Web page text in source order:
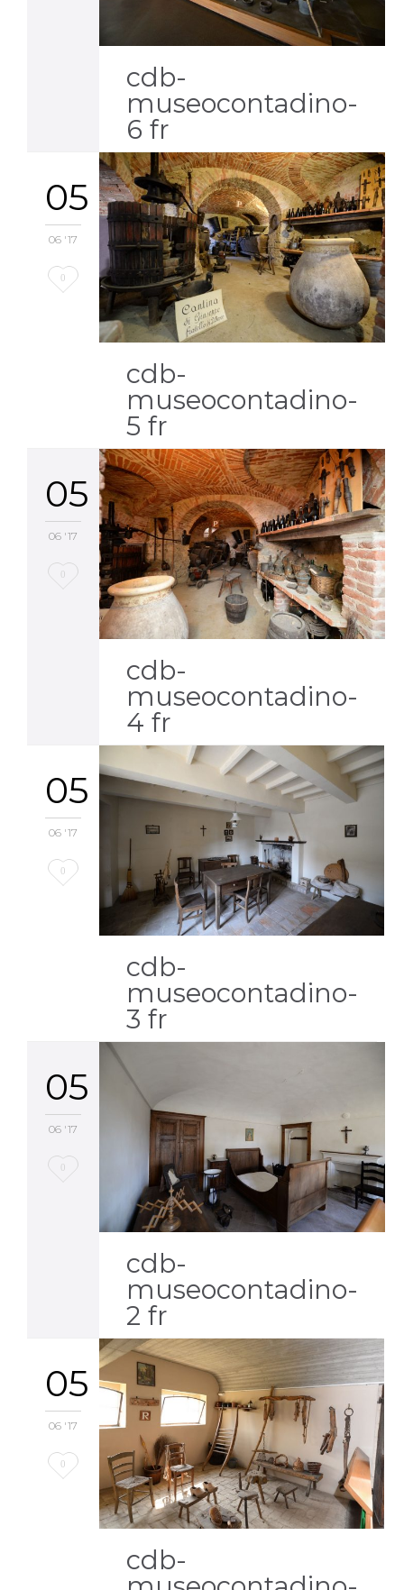
cdb-
museocontadino-
6 fr
05
06 '17
Love
0
cdb-
museocontadino-
5 fr
05
06 '17
Love
0
cdb-
museocontadino-
4 fr
05
06 '17
Love
0
cdb-
museocontadino-
3 fr
05
06 '17
Love
0
cdb-
museocontadino-
2 fr
05
06 '17
Love
0
cdb-